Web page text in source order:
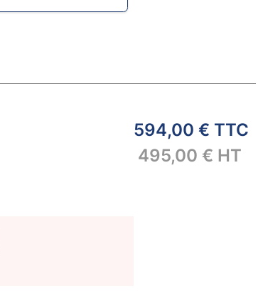
594,00 € TTC
495,00 € HT